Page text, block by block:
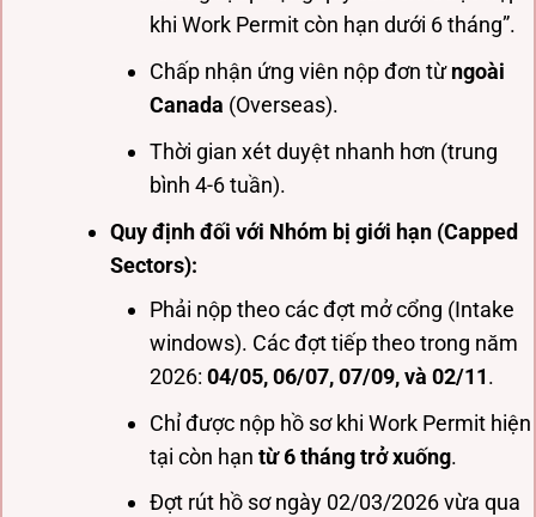
khi Work Permit còn hạn dưới 6 tháng”.
Chấp nhận ứng viên nộp đơn từngoài
Canada (Overseas).
Thời gian xét duyệt nhanh hơn (trung
bình 4-6 tuần).
Quy định đối với Nhóm bị giới hạn (Capped
Sectors):
Phải nộp theo các đợt mở cổng (Intake
windows). Các đợt tiếp theo trong năm
2026: 04/05, 06/07, 07/09, và 02/11.
Chỉ được nộp hồ sơ khi Work Permit hiện
tại còn hạn từ 6 tháng trở xuống.
Đợt rút hồ sơ ngày 02/03/2026 vừa qua